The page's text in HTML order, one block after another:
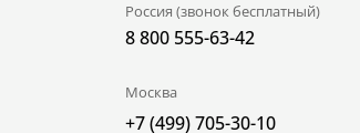
Россия (звонок бесплатный)
8 800 555-63-42
Москва
+7 (499) 705-30-10